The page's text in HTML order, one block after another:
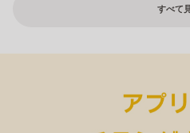
すべて